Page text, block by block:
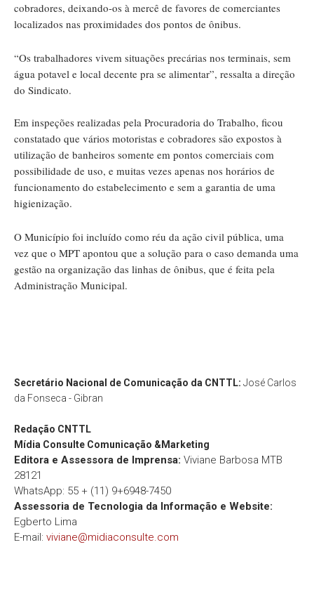
cobradores, deixando-os à mercê de favores de comerciantes
localizados nas proximidades dos pontos de ônibus.
“Os trabalhadores vivem situações precárias nos terminais, sem
água potavel e local decente pra se alimentar”, ressalta a direção
do Sindicato.
Em inspeções realizadas pela Procuradoria do Trabalho, ficou
constatado que vários motoristas e cobradores são expostos à
utilização de banheiros somente em pontos comerciais com
possibilidade de uso, e muitas vezes apenas nos horários de
funcionamento do estabelecimento e sem a garantia de uma
higienização.
O Município foi incluído como réu da ação civil pública, uma
vez que o MPT apontou que a solução para o caso demanda uma
gestão na organização das linhas de ônibus, que é feita pela
Administração Municipal.
Secretário Nacional de Comunicação da CNTTL: José Carlos
da Fonseca - Gibran
Redação CNTTL
Mídia Consulte Comunicação &Marketing
Editora e Assessora de Imprensa: Viviane Barbosa MTB
28121
WhatsApp: 55 + (11) 9+6948-7450
Assessoria de Tecnologia da Informação e Website:
Egberto Lima
E-mail: viviane@midiaconsulte.com